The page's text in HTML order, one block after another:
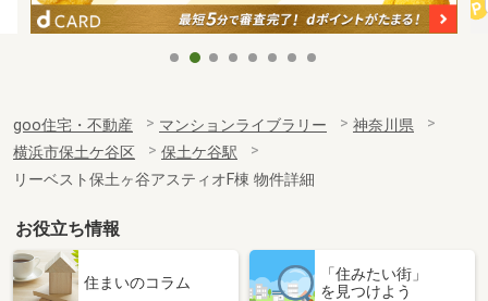
goo住宅・不動産 マンションライブラリー
神奈川県
横浜市保土ケ谷区
保土ケ谷駅
リーベスト保土ヶ谷アスティオF棟 物件詳細
お役立ち情報
住まいのコラム
「住みたい街」
を見つけよう